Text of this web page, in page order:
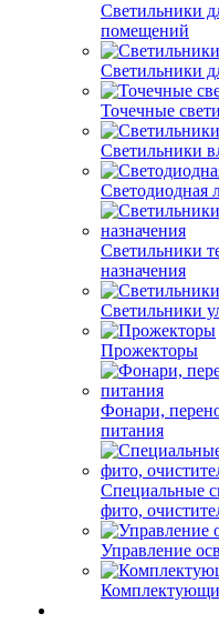
Светильники
помещений
Светильники
Точечные
Светильники
Светодиодная
Светильники
назначения
Светильники
Прожекторы
Фонари,
питания
Специальные
фито,
Управление